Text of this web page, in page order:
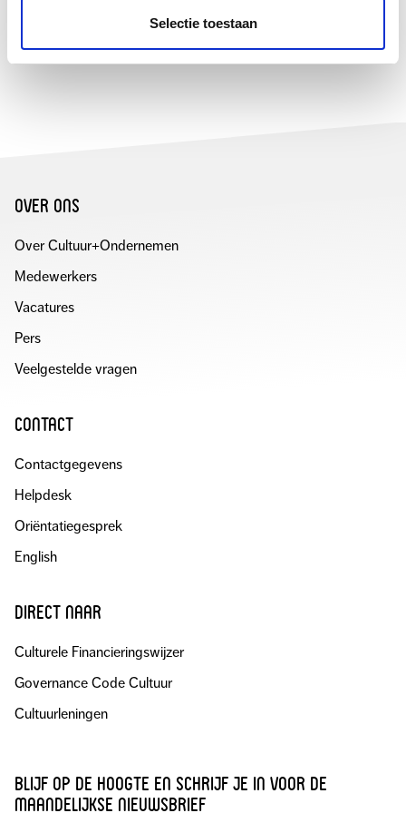
Selectie toestaan
Toekomstbestendige
over ons
Over Cultuur+Ondernemen
Medewerkers
Vacatures
Pers
Veelgestelde vragen
contact
Contactgegevens
Helpdesk
Oriëntatiegesprek
English
direct naar
Culturele Financieringswijzer
Governance Code Cultuur
Cultuurleningen
blijf op de hoogte en schrijf je in voor de
maandelijkse nieuwsbrief